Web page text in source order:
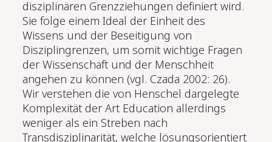
disziplinären Grenzziehungen definiert wird.
Sie folge einem Ideal der Einheit des
Wissens und der Beseitigung von
Disziplingrenzen, um somit wichtige Fragen
der Wissenschaft und der Menschheit
angehen zu können (vgl. Czada 2002: 26).
Wir verstehen die von Henschel dargelegte
Komplexität der Art Education allerdings
weniger als ein Streben nach
Transdisziplinarität, welche lösungsorientiert